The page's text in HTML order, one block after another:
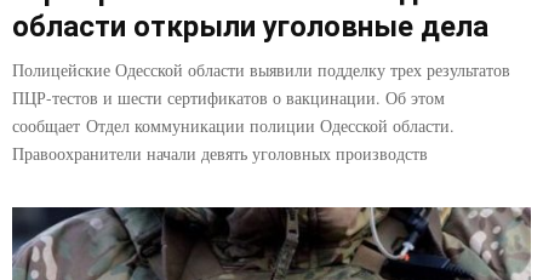
области открыли уголовные дела
Полицейские Одесской области выявили подделку трех результатов
ПЦР-тестов и шести сертификатов о вакцинации. Об этом
сообщает Отдел коммуникации полиции Одесской области.
Правоохранители начали девять уголовных производств